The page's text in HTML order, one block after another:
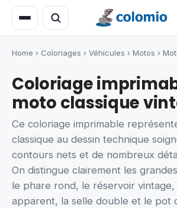
Home › Coloriages › Véhicules › Motos ›
Coloriage
moto classique
Ce coloriage imprimable
classique au dessin technique
contours nets et de nombreux
On distingue clairement les
le phare rond, le réservoir
apparent, la selle double et le pot